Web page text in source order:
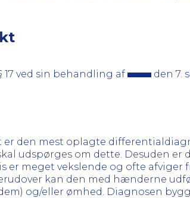
ved sin behandling af den 7.
den mest oplagte
udspørges om dette. Desuden er
meget vekslende og ofte
kan den med hænderne
og/eller ømhed. Diagnosen